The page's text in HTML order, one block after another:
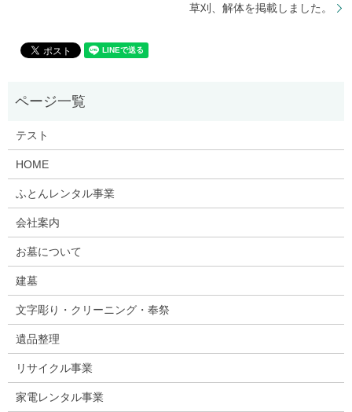
草刈、解体を掲載しました。
テスト
HOME
ふとんレンタル事業
会社案内
お墓について
建墓
文字彫り・クリーニング・奉祭
遺品整理
リサイクル事業
家電レンタル事業